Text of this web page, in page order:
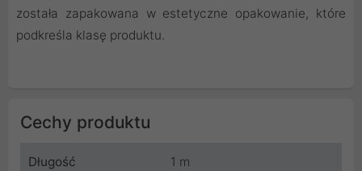
została zapakowana w estetyczne opakowanie, które
podkreśla klasę produktu.
Cechy produktu
Długość 1 m